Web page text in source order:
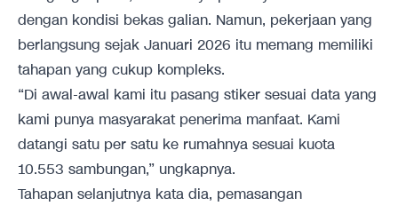
dengan kondisi bekas galian. Namun, pekerjaan yang
berlangsung sejak Januari 2026 itu memang memiliki
tahapan yang cukup kompleks.
“Di awal-awal kami itu pasang stiker sesuai data yang
kami punya masyarakat penerima manfaat. Kami
datangi satu per satu ke rumahnya sesuai kuota
10.553 sambungan,” ungkapnya.
Tahapan selanjutnya kata dia, pemasangan